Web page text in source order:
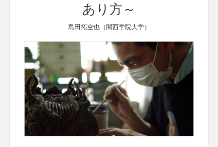
あり方～
島田拓空也（関西学院大学）